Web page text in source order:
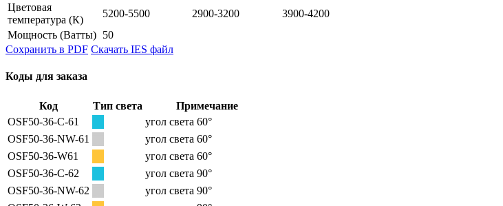
Цветовая
температура (К)
5200-5500 2900-3200
3900-4200
Мощность (Ватты) 50
Сохранить в PDF Скачать IES файл
Коды для заказа
Код Тип света
Примечание
OSF50-36-C-61
угол света 60°
OSF50-36-NW-61
угол света 60°
OSF50-36-W61
угол света 60°
OSF50-36-C-62
угол света 90°
OSF50-36-NW-62
угол света 90°